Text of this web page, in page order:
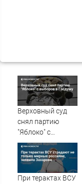
Верховный суд
снял партию
"Яблоко" с
выборов в
Госдуму
При терактах ВСУ